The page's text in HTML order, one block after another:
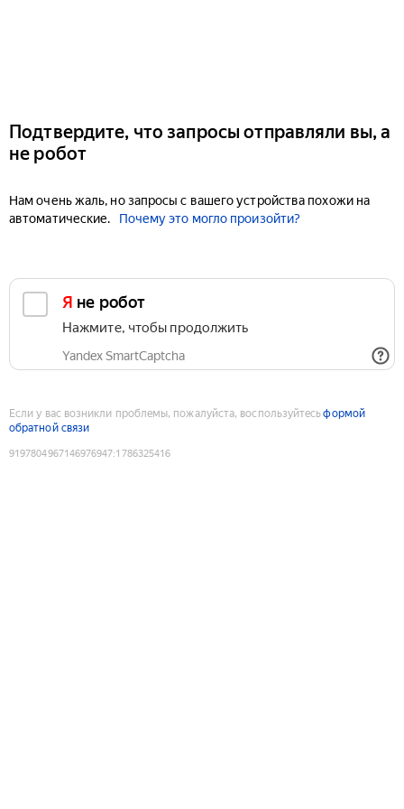
Подтвердите, что запросы отправляли вы, а
не робот
Нам очень жаль, но запросы с вашего устройства похожи на
автоматические.
Почему это могло произойти?
Я не робот
Нажмите, чтобы продолжить
Yandex SmartCaptcha
Если у вас возникли проблемы, пожалуйста, воспользуйтесьформой
обратной связи
9197804967146976947:1786325416